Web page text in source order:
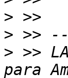
>
>
> >>